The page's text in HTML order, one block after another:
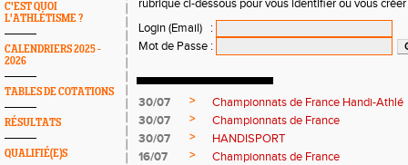
C'EST QUOI
L'ATHLÉTISME ?
CALENDRIERS 2025 -
2026
TABLES DE COTATIONS
RÉSULTATS
QUALIFIÉ(E)S
rubrique ci-dessous pour vous identifier ou vous
Login (Email)
:
Mot de Passe :
30/07 >
Championnats de France Handi-Athlé
30/07
>
Championnats de France
30/07
>
HANDISPORT
16/07
>
Championnats de France